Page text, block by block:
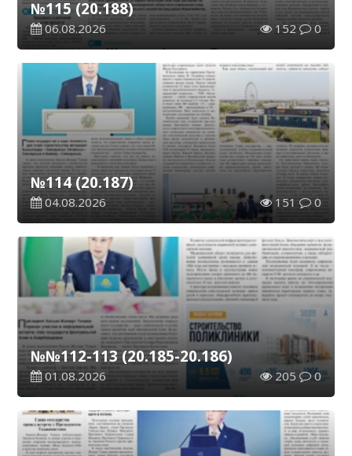
№115 (20.188)
06.08.2026 152 0
№114 (20.187)
04.08.2026 151 0
№№112-113 (20.185-20.186)
01.08.2026 205 0